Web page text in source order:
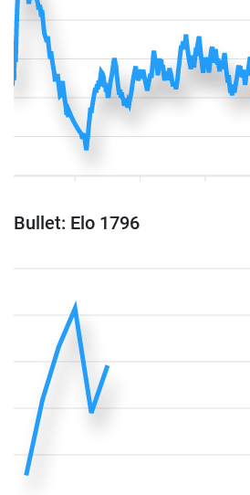
Bullet: Elo 1796